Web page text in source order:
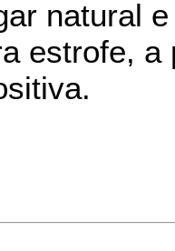
natural
estrofe,